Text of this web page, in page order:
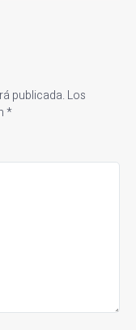
publicada. Los
*